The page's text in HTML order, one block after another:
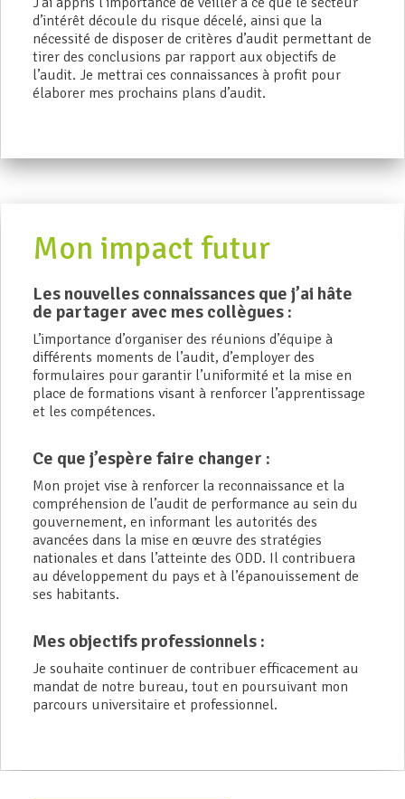
d’intérêt découle du risque décelé, ainsi que la
nécessité de disposer de critères d’audit permettant de
tirer des conclusions par rapport aux objectifs de
l’audit. Je mettrai ces connaissances à profit pour
élaborer mes prochains plans d’audit.
Mon impact futur
Les nouvelles connaissances que j’ai hâte
de partager avec mes collègues :
L’importance d’organiser des réunions d’équipe à
différents moments de l’audit, d’employer des
formulaires pour garantir l’uniformité et la mise en
place de formations visant à renforcer l’apprentissage
et les compétences.
Ce que j’espère faire changer :
Mon projet vise à renforcer la reconnaissance et la
compréhension de l’audit de performance au sein du
gouvernement, en informant les autorités des
avancées dans la mise en œuvre des stratégies
nationales et dans l’atteinte des ODD. Il contribuera
au développement du pays et à l’épanouissement de
ses habitants.
Mes objectifs professionnels :
Je souhaite continuer de contribuer efficacement au
mandat de notre bureau, tout en poursuivant mon
parcours universitaire et professionnel.